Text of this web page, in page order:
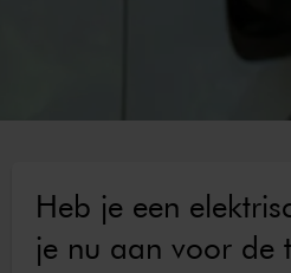
Heb je een
je nu aan voor de